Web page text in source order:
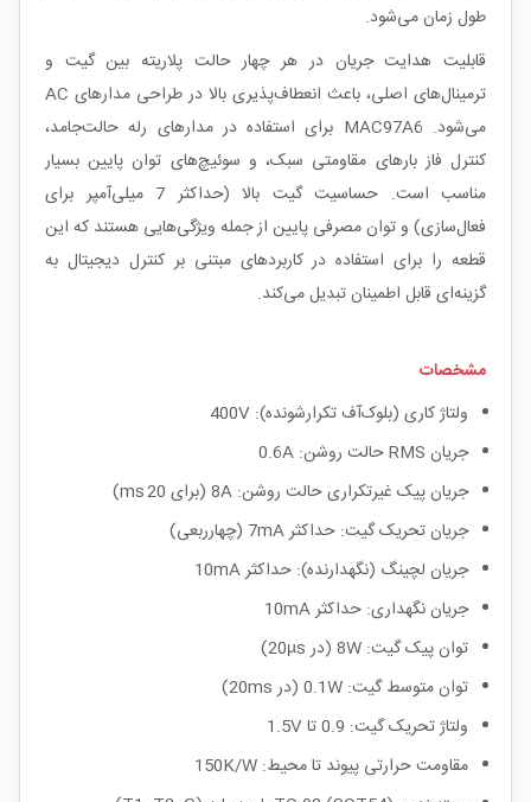
طول زمان می‌شود.
قابلیت هدایت جریان در هر چهار حالت پلاریته بین گیت و
ترمینال‌های اصلی، باعث انعطاف‌پذیری بالا در طراحی مدارهای AC
می‌شود. MAC97A6 برای استفاده در مدارهای رله حالت‌جامد،
کنترل فاز بارهای مقاومتی سبک، و سوئیچ‌های توان پایین بسیار
مناسب است. حساسیت گیت بالا (حداکثر 7 میلی‌آمپر برای
فعال‌سازی) و توان مصرفی پایین از جمله ویژگی‌هایی هستند که این
قطعه را برای استفاده در کاربردهای مبتنی بر کنترل دیجیتال به
گزینه‌ای قابل اطمینان تبدیل می‌کند.
مشخصات
ولتاژ کاری (بلوک‌آف تکرارشونده): 400V
جریان RMS حالت روشن: 0.6A
جریان پیک غیرتکراری حالت روشن: 8A (برای 20 ms)
جریان تحریک گیت: حداکثر 7mA (چهار‌ربعی)
جریان لچینگ (نگهدارنده): حداکثر 10mA
جریان نگهداری: حداکثر 10mA
توان پیک گیت: 8W (در 20µs)
توان متوسط گیت: 0.1W (در 20ms)
ولتاژ تحریک گیت: 0.9 تا 1.5V
مقاومت حرارتی پیوند تا محیط: 150K/W